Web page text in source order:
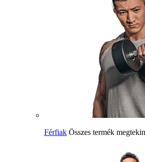
Férfiak Összes termék